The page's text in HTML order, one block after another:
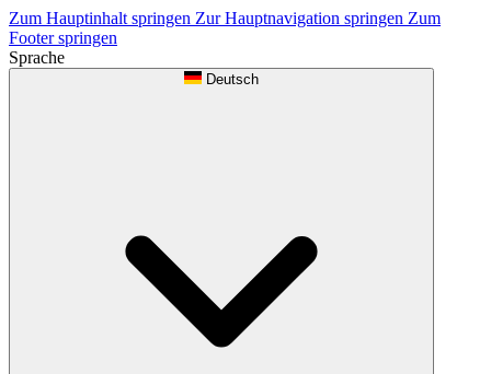
Zum Hauptinhalt springen Zur Hauptnavigation springen Zum
Footer springen
Sprache
Deutsch